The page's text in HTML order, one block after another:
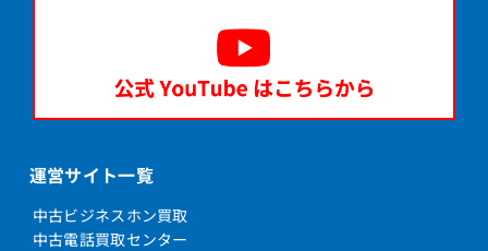
運営サイト一覧
中古ビジネスホン買取
中古電話買取センター